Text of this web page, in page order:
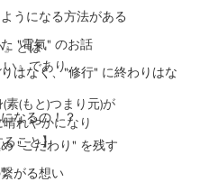
うになる方法がある
"電氣" のお話
はなく、"修行" に終わりはな
なるの！？
"こだわり" を残す
がる想い
』とは
』であり、
(素(もと)つまり元)が
れやかになり
こと】